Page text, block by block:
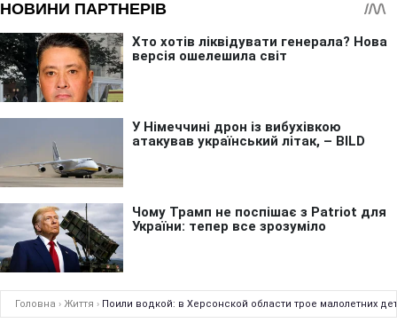
Головна › Життя › Поили водкой: в Херсонской области трое малолетних